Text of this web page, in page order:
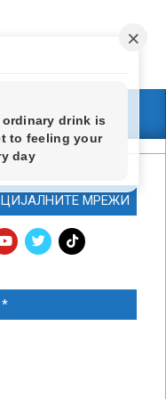
МРЕЖИ
*